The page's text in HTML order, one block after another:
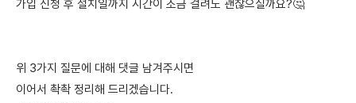
가입 신청 후 설치일까지 시간이 조금 걸려도 괜찮으실까요?🤔
위 3가지 질문에 대해 댓글 남겨주시면
이어서 촥촥 정리해 드리겠습니다.